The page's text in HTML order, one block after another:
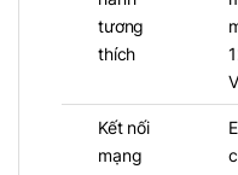
tương
thích
Kết nối
mạng